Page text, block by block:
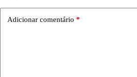
Adicionar comentário *